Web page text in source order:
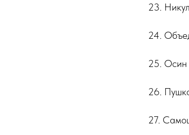
23.
24.
25. Осин
26.
27.